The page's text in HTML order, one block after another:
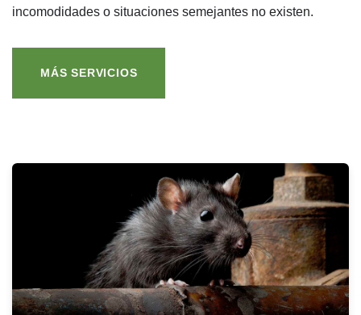
incomodidades o situaciones semejantes no existen.
MÁS SERVICIOS